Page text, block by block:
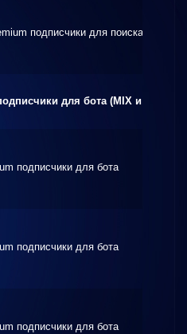
подписчики для поиска
для бота (MIX и Россия)
подписчики для бота
подписчики для бота
подписчики для бота